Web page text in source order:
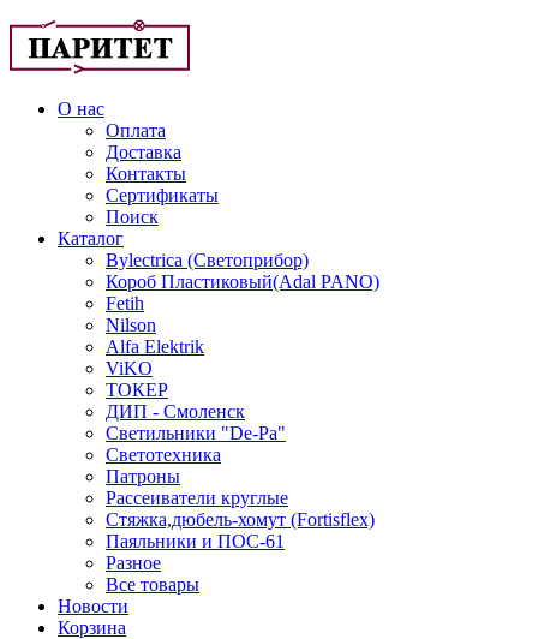
О нас
Оплата
Доставка
Контакты
Сертификаты
Поиск
Каталог
Bylectrica (Светоприбор)
Короб Пластиковый(Adal PANO)
Fetih
Nilson
Alfa Elektrik
ViKO
ТОКЕР
ДИП - Смоленск
Светильники "De-Pa"
Светотехника
Патроны
Рассеиватели круглые
Стяжка,дюбель-хомут (Fortisflex)
Паяльники и ПОС-61
Разное
Все товары
Новости
Корзина